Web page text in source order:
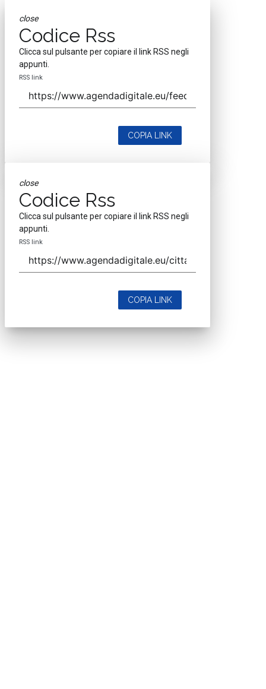
close
Codice Rss
Clicca sul pulsante per copiare il link RSS negli
appunti.
RSS link
COPIA LINK
close
Codice Rss
Clicca sul pulsante per copiare il link RSS negli
appunti.
RSS link
COPIA LINK